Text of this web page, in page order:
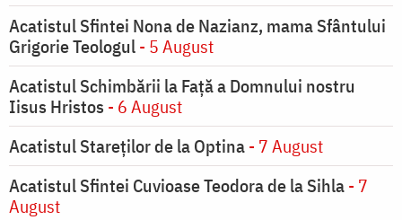
Acatistul Sfintei Nona de Nazianz, mama Sfântului
Grigorie Teologul- 5 August
Acatistul Schimbării la Faţă a Domnului nostru
Iisus Hristos - 6 August
Acatistul Stareţilor de la Optina- 7 August
Acatistul Sfintei Cuvioase Teodora de la Sihla- 7
August